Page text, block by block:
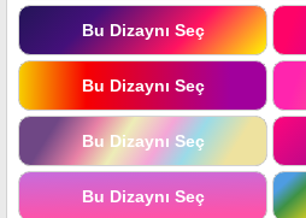
Bu Dizaynı Seç
Bu Dizaynı Seç
Bu Dizaynı Seç
Bu Dizaynı Seç